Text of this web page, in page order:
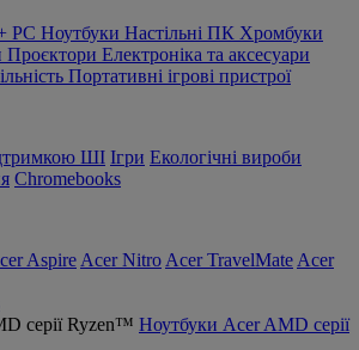
PC Ноутбуки Настільні ПК Хромбуки
Проєктори Електроніка та аксесуари
Портативні ігрові пристрої
ШІ Ігри Екологічні вироби
Chromebooks
Aspire Acer Nitro Acer TravelMate Acer
Ноутбуки Acer AMD серії